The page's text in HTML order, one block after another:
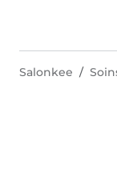
Salonkee